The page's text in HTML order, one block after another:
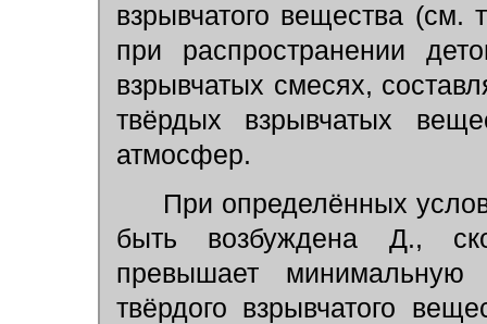
взрывчатого вещества (см.
при распространении
взрывчатых смесях,
твёрдых взрывчатых
атмосфер.
При определённых
быть возбуждена Д.,
превышает
твёрдого взрывчатого